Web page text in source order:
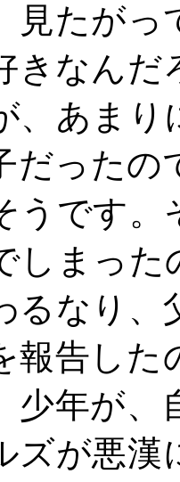
見たがっ
きなんだ
、あまり
だったの
うです。
しまった
るなり、
報告した
少年が、
ズが悪漢